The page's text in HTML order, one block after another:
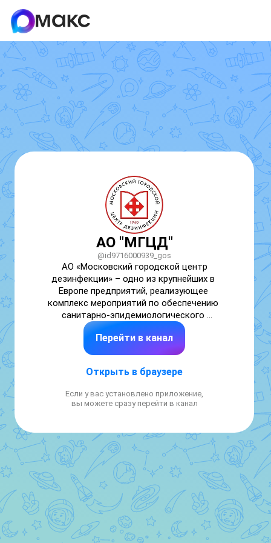
АО "МГЦД"
@id9716000939_gos
АО «Московский городской центр
дезинфекции» – одно из крупнейших в
Европе предприятий, реализующее
комплекс мероприятий по обеспечению
санитарно-эпидемиологического
благополучия на объектах и открытых
территориях.
Контактные данные: +7(499)188-33-33,
Перейти в канал
Открыть в браузере
Если у вас установлено приложение,
вы можете сразу перейти в канал